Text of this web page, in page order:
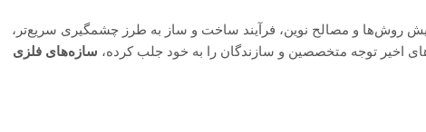
روش‌ها و مصالح نوین، فرآیند ساخت و ساز به طرز چشمگیری سریع‌تر،
اخیر توجه متخصصین و سازندگان را به خود جلب کرده، سازه‌های فلزی